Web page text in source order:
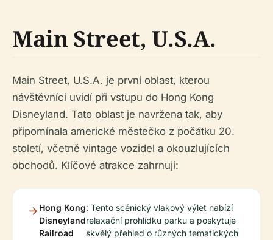
Main Street, U.S.A.
Main Street, U.S.A. je první oblast, kterou
návštěvníci uvidí při vstupu do Hong Kong
Disneyland. Tato oblast je navržena tak, aby
připomínala americké městečko z počátku 20.
století, včetně vintage vozidel a okouzlujících
obchodů. Klíčové atrakce zahrnují:
Hong Kong
Disneyland
Railroad
: Tento scénický vlakový výlet nabízí
relaxační prohlídku parku a poskytuje
skvělý přehled o různých tematických